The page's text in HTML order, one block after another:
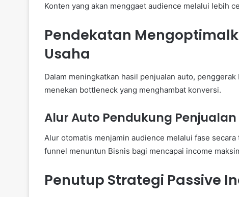
Konten yang akan menggaet audience melalui lebih
Pendekatan
Usaha
Dalam meningkatkan hasil penjualan auto,
menekan bottleneck yang menghambat konversi.
Alur Auto Pendukung Penjualan
Alur otomatis menjamin audience melalui fase
funnel menuntun Bisnis bagi mencapai income
Penutup Strategi Passive